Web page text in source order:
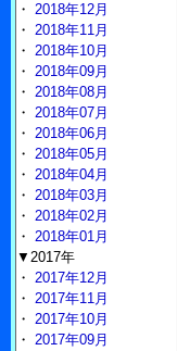
・ 2018年12月
・ 2018年11月
・ 2018年10月
・ 2018年09月
・ 2018年08月
・ 2018年07月
・ 2018年06月
・ 2018年05月
・ 2018年04月
・ 2018年03月
・ 2018年02月
・ 2018年01月
▼2017年
・ 2017年12月
・ 2017年11月
・ 2017年10月
・ 2017年09月